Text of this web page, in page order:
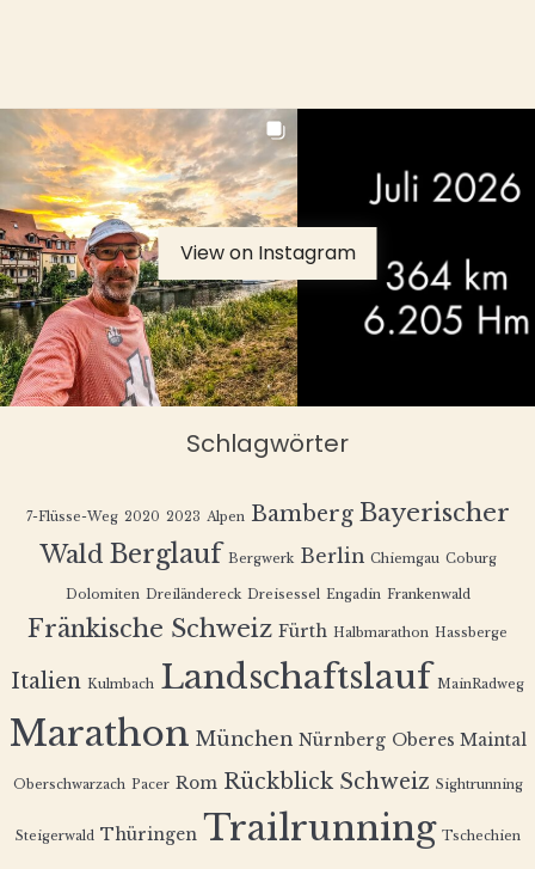
View on Instagram
Schlagwörter
7-Flüsse-Weg 2020 2023 Alpen Bamberg Bayerischer
Wald Berglauf Bergwerk Berlin Chiemgau Coburg
Dolomiten Dreiländereck Dreisessel Engadin Frankenwald
Fränkische Schweiz Fürth Halbmarathon Hassberge
Italien Kulmbach Landschaftslauf MainRadweg
Marathon München Nürnberg Oberes Maintal
Oberschwarzach Pacer Rom Rückblick Schweiz Sightrunning
Steigerwald Thüringen Trailrunning Tschechien